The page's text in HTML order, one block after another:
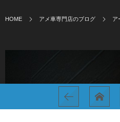
HOME アメ車専門店のブログ ア